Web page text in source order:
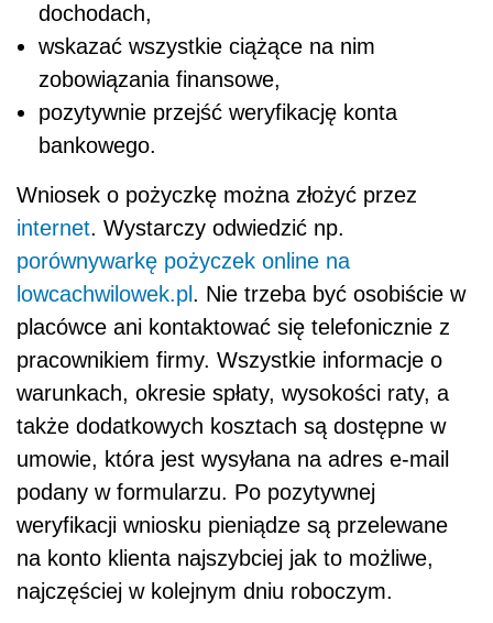
dochodach,
wskazać wszystkie ciążące na nim
zobowiązania finansowe,
pozytywnie przejść weryfikację konta
bankowego.
Wniosek o pożyczkę można złożyć przez
internet. Wystarczy odwiedzić np.
porównywarkę pożyczek online na
lowcachwilowek.pl . Nie trzeba być osobiście w
placówce ani kontaktować się telefonicznie z
pracownikiem firmy. Wszystkie informacje o
warunkach, okresie spłaty, wysokości raty, a
także dodatkowych kosztach są dostępne w
umowie, która jest wysyłana na adres e-mail
podany w formularzu. Po pozytywnej
weryfikacji wniosku pieniądze są przelewane
na konto klienta najszybciej jak to możliwe,
najczęściej w kolejnym dniu roboczym.